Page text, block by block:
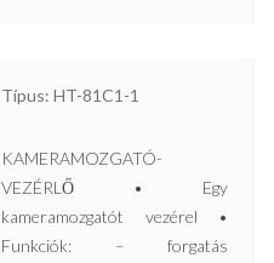
Típus: HT-81C1-1
KAMERAMOZGATÓ-
VEZÉRLŐ • Egy
kameramozgatót vezérel •
Funkciók: – forgatás